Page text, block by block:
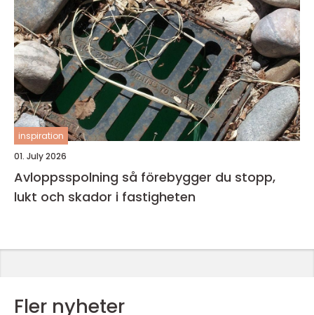
inspiration
01. July 2026
Avloppsspolning så förebygger du stopp,
lukt och skador i fastigheten
Fler nyheter